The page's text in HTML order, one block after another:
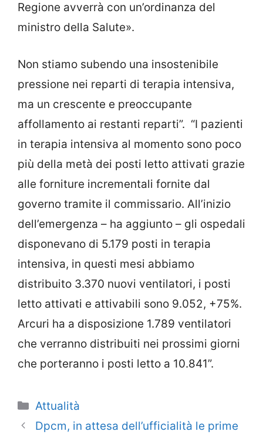
Regione avverrà con un’ordinanza del
ministro della Salute».
Non stiamo subendo una insostenibile
pressione nei reparti di terapia intensiva,
ma un crescente e preoccupante
affollamento ai restanti reparti”. “I pazienti
in terapia intensiva al momento sono poco
più della metà dei posti letto attivati grazie
alle forniture incrementali fornite dal
governo tramite il commissario. All’inizio
dell’emergenza – ha aggiunto – gli ospedali
disponevano di 5.179 posti in terapia
intensiva, in questi mesi abbiamo
distribuito 3.370 nuovi ventilatori, i posti
letto attivati e attivabili sono 9.052, +75%.
Arcuri ha a disposizione 1.789 ventilatori
che verranno distribuiti nei prossimi giorni
che porteranno i posti letto a 10.841”.
Categorie
Attualità
Dpcm, in attesa dell’ufficialità le prime